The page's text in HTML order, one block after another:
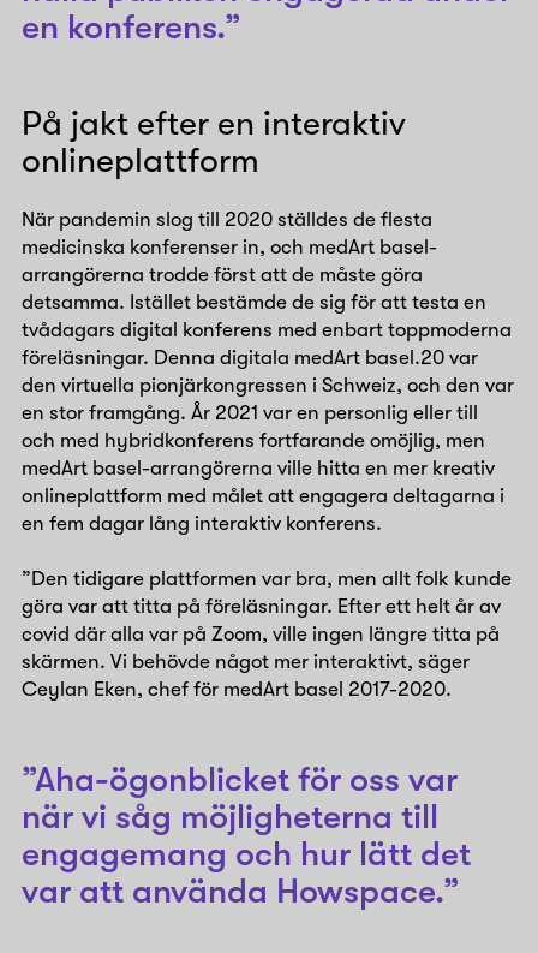
en konferens.”
På jakt efter en interaktiv
onlineplattform
När pandemin slog till 2020 ställdes de flesta
medicinska konferenser in, och medArt basel-
arrangörerna trodde först att de måste göra
detsamma. Istället bestämde de sig för att testa en
tvådagars digital konferens med enbart toppmoderna
föreläsningar. Denna digitala medArt basel.20 var
den virtuella pionjärkongressen i Schweiz, och den var
en stor framgång. År 2021 var en personlig eller till
och med hybridkonferens fortfarande omöjlig, men
medArt basel-arrangörerna ville hitta en mer kreativ
onlineplattform med målet att engagera deltagarna i
en fem dagar lång interaktiv konferens.
”Den tidigare plattformen var bra, men allt folk kunde
göra var att titta på föreläsningar. Efter ett helt år av
covid där alla var på Zoom, ville ingen längre titta på
skärmen. Vi behövde något mer interaktivt, säger
Ceylan Eken, chef för medArt basel 2017-2020.
”Aha-ögonblicket för oss var
när vi såg möjligheterna till
engagemang och hur lätt det
var att använda Howspace.”